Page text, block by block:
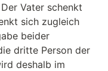
Vater schenkt
sich zugleich
beider
dritte Person der
deshalb im